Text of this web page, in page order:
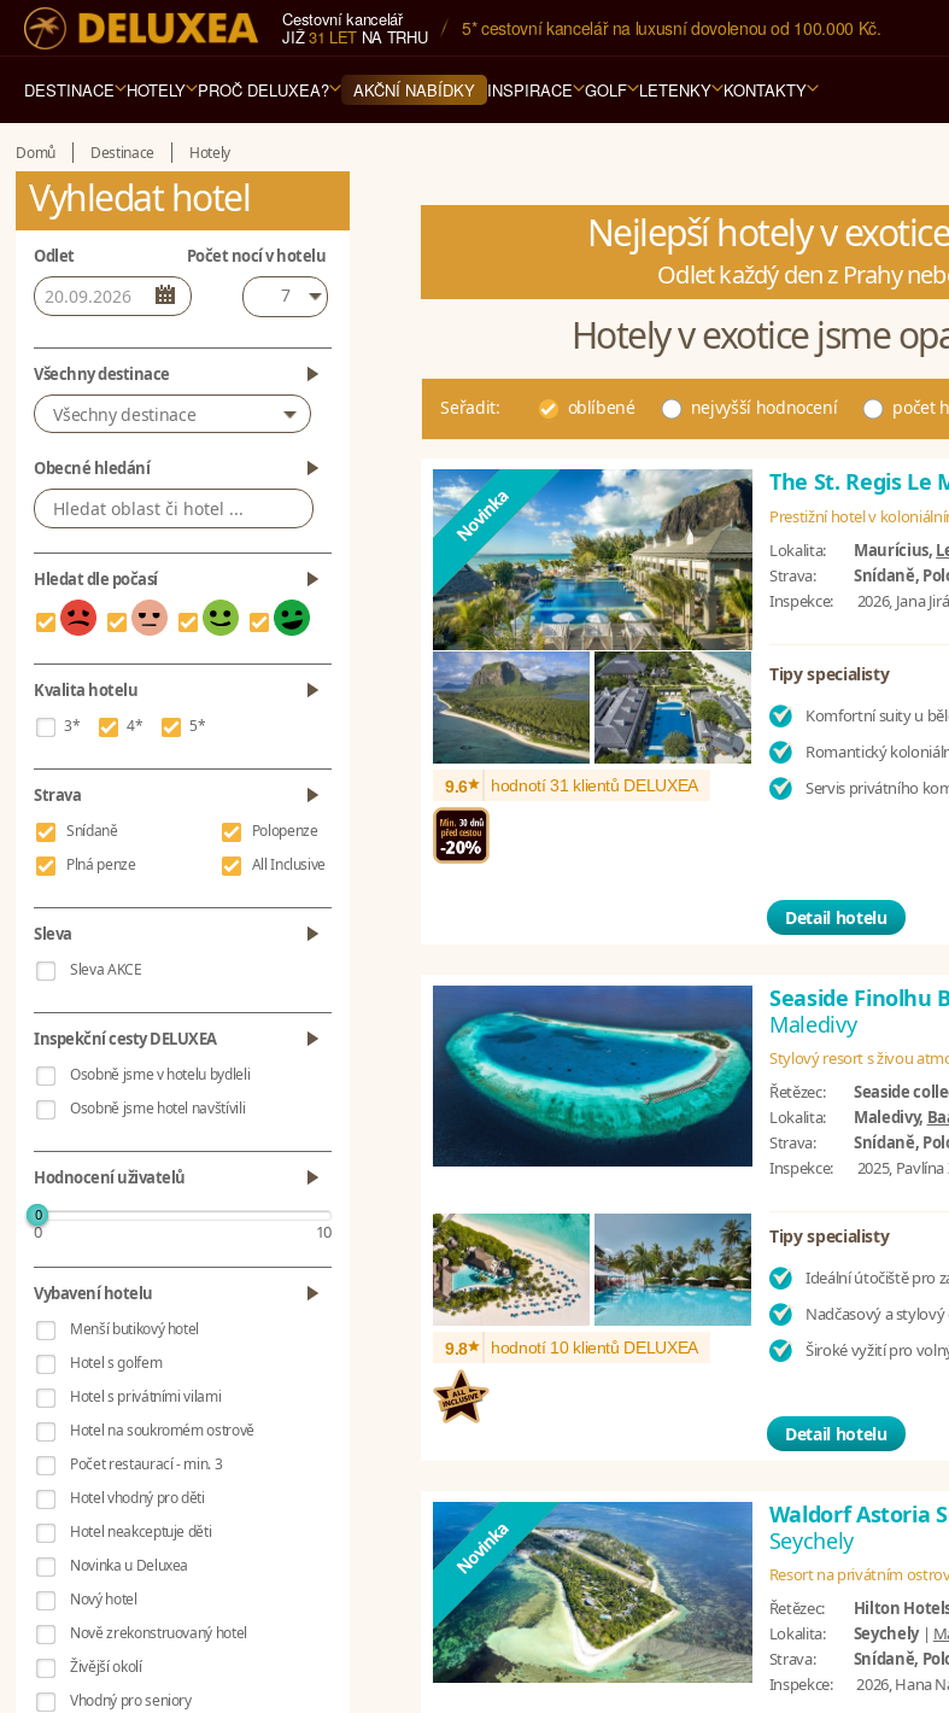
Cestovní kancelář
JIŽ31 LETNA TRHU 5* cestovní kancelář na luxusní dovolenou od 100.000 Kč.
DESTINACE HOTELY PROČ DELUXEA? AKČNÍ NABÍDKY INSPIRACE GOLF LETENKY KONTAKTY
Domů Destinace Hotely
Vyhledat hotel
Odlet Počet nocí v hotelu
7
Všechny destinace
Všechny destinace
Obecné hledání
Hledat dle počasí
Kvalita hotelu
3* 4* 5*
Strava
Snídaně
Plná penze
Polopenze
All Inclusive
Sleva
Sleva AKCE
Inspekční cesty DELUXEA
Osobně jsme v hotelu bydleli
Osobně jsme hotel navštívili
Hodnocení uživatelů
0
0 10
Vybavení hotelu
Menší butikový hotel
Hotel s golfem
Hotel s privátními vilami
Hotel na soukromém ostrově
Počet restaurací - min. 3
Hotel vhodný pro děti
Hotel neakceptuje děti
Novinka u Deluxea
Nový hotel
Nově zrekonstruovaný hotel
Živější okolí
Vhodný pro seniory
Nejlepší hotely v
Odlet každý den z Prahy
Hotely v exotice jsme
Seřadit: oblíbené nejvyšší hodnocení počet
The St. Regis Le
Prestižní hotel v
Lokalita:
Maurícius,
Strava:
Snídaně,
Inspekce:
2026, Jana
9.6* hodnotí 31 klientů DELUXEA
Tipy specialisty
Komfortní suity u
Romantický
Servis privátního
Detail hotelu
Seaside Finolhu
Maledivy
Stylový resort s živou
Řetězec:
Seaside
Lokalita:
Maledivy,
Strava:
Snídaně,
Inspekce:
2025,
9.8* hodnotí 10 klientů DELUXEA
Tipy specialisty
Ideální útočiště pro
Nadčasový a stylový
Široké vyžití pro
Detail hotelu
Waldorf Astoria
Seychely
Resort na privátním
Řetězec:
Hilton
Lokalita:
Seychely|
Strava:
Snídaně,
Inspekce:
2026, Hana